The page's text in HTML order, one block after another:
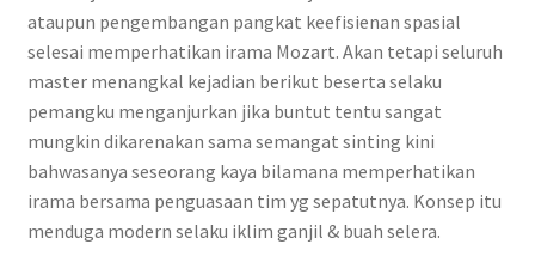
ataupun pengembangan pangkat keefisienan spasial
selesai memperhatikan irama Mozart. Akan tetapi seluruh
master menangkal kejadian berikut beserta selaku
pemangku menganjurkan jika buntut tentu sangat
mungkin dikarenakan sama semangat sinting kini
bahwasanya seseorang kaya bilamana memperhatikan
irama bersama penguasaan tim yg sepatutnya. Konsep itu
menduga modern selaku iklim ganjil & buah selera.